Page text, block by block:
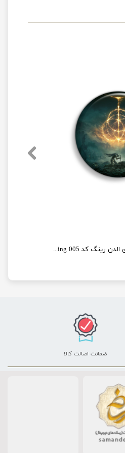
پیکسل ابیگل طرح بازی الدن رینگ کد elden ring 005
ضمانت اصالت کالا